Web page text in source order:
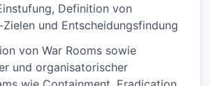
Definition von
und Entscheidungsfindung
von War Rooms sowie
und organisatorischer